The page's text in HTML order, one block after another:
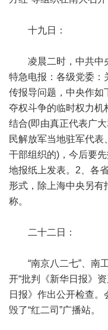
十九日：
凌晨二时，中共中
特急电报：各级党委：
传报导问题，中央作如
夺权斗争的临时权力机
结合(即由真正代表广
民解放军当地驻军代
干部组织的)，今后要
地报纸上发表。2、各
形式，除上海中央另有
称。
二十二日：
“南京八二七”、南工
开“批判《新华日报》
日报》作出公开检查
毁了“红二司”广播站。